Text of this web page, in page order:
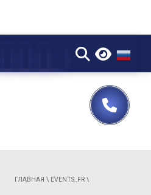
▼
ГЛАВНАЯ \ EVENTS_FR \